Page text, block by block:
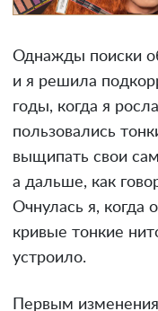
Однажды поиски
и я решила
годы, когда я
пользовались
выщипать свои
а дальше, как
Очнулась я, когда
кривые тонкие
устроило.
Первым